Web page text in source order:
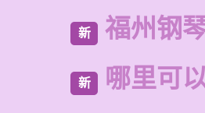
新 福州钢
新 哪里可